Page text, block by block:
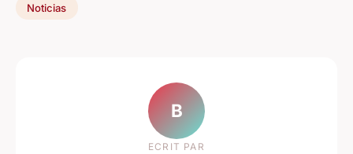
Noticias
B
ECRIT PAR